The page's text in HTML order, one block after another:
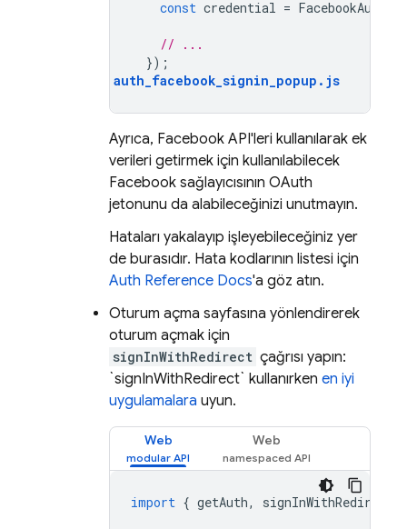
const credential =
// ...
});
auth_facebook_signin_popup . js
Ayrıca, Facebook API'leri kullanılarak ek
verileri getirmek için kullanılabilecek
Facebook sağlayıcısının OAuth
jetonunu da alabileceğinizi unutmayın.
Hataları yakalayıp işleyebileceğiniz yer
de burasıdır. Hata kodlarının listesi için
Auth Reference Docs'a göz atın.
Oturum açma sayfasına yönlendirerek
oturum açmak için
signInWithRedirect çağrısı yapın:
`signInWithRedirect` kullanırken en iyi
uygulamalara uyun.
Web Web
import { getAuth, signInWithRedirect